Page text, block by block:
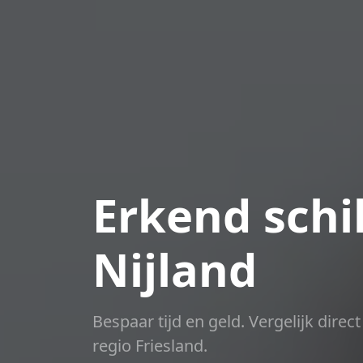
Erkend
Nijland
Bespaar tijd en geld. Vergelijk
regio Friesland.